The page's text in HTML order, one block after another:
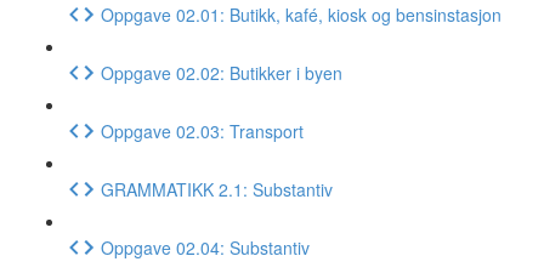
Oppgave 02.01: Butikk, kafé, kiosk og bensinstasjon
Oppgave 02.02: Butikker i byen
Oppgave 02.03: Transport
GRAMMATIKK 2.1: Substantiv
Oppgave 02.04: Substantiv